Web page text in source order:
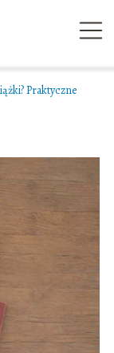
Praktyczne